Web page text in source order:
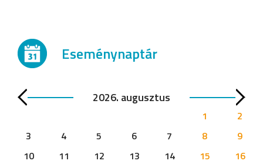
Eseménynaptár
2026. augusztus
1
2
3
4 5 6 7 8
9
10
11 12 13 14 15
16